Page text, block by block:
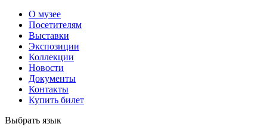
О музее
Посетителям
Выставки
Экспозиции
Коллекции
Новости
Документы
Контакты
Купить билет
Выбрать язык